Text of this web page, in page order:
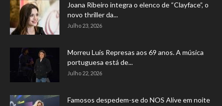
Joana Ribeiro integra o elenco de “Clayface”, o
novo thriller da...
Julho 23, 2026
Morreu Luís Represas aos 69 anos. A música
portuguesa está de...
Julho 22, 2026
Famosos despedem-se do NOS Alive em noite